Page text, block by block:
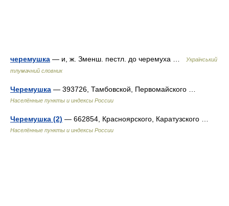
черемушка — и, ж. Зменш. пестл. до черемуха …
Український
тлумачний словник
Черемушка — 393726, Тамбовской, Первомайского …
Населённые пункты и индексы России
Черемушка (2) — 662854, Красноярского, Каратузского …
Населённые пункты и индексы России